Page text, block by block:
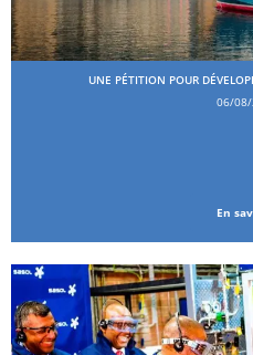
UNE PÉTITION POUR
06/
En